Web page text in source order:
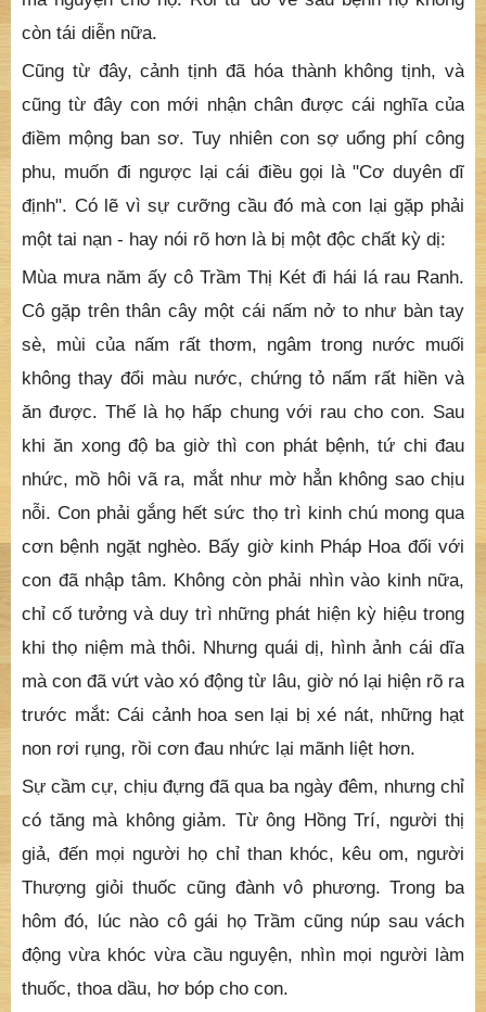
nổi một thân cây to như nắm tay và cao hàng ba, bốn
thước. Họ vung mạnh đủ sức ngã lăn 8,9 người chung
quanh. Ấy thế mà họ thấy con là quỳ lạy như đứa trẻ
ngoan sợ trị tội. Con đâu có biết chữa điên, con chỉ vì
lòng thương đem bài chú "Đại bảo quảng bát lầu cát"
mà nguyện cho họ. Rồi từ đó về sau bệnh họ không
còn tái diễn nữa.
Cũng từ đây, cảnh tịnh đã hóa thành không tịnh, và
cũng từ đây con mới nhận chân được cái nghĩa của
điềm mộng ban sơ. Tuy nhiên con sợ uổng phí công
phu, muốn đi ngược lại cái điều gọi là "Cơ duyên dĩ
định". Có lẽ vì sự cưỡng cầu đó mà con lại gặp phải
một tai nạn - hay nói rõ hơn là bị một độc chất kỳ dị:
Mùa mưa năm ấy cô Trầm Thị Két đi hái lá rau Ranh.
Cô gặp trên thân cây một cái nấm nở to như bàn tay
sè, mùi của nấm rất thơm, ngâm trong nước muối
không thay đổi màu nước, chứng tỏ nấm rất hiền và
ăn được. Thế là họ hấp chung với rau cho con. Sau
khi ăn xong độ ba giờ thì con phát bệnh, tứ chi đau
nhức, mồ hôi vã ra, mắt như mờ hẳn không sao chịu
nỗi. Con phải gắng hết sức thọ trì kinh chú mong qua
cơn bệnh ngặt nghèo. Bấy giờ kinh Pháp Hoa đối với
con đã nhập tâm. Không còn phải nhìn vào kinh nữa,
chỉ cố tưởng và duy trì những phát hiện kỳ hiệu trong
khi thọ niệm mà thôi. Nhưng quái dị, hình ảnh cái dĩa
mà con đã vứt vào xó động từ lâu, giờ nó lại hiện rõ ra
trước mắt: Cái cảnh hoa sen lại bị xé nát, những hạt
non rơi rụng, rồi cơn đau nhức lại mãnh liệt hơn.
Sự cầm cự, chịu đựng đã qua ba ngày đêm, nhưng chỉ